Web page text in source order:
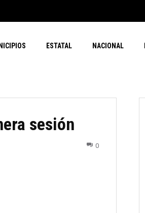
ESTATAL NACIONAL
sesión
0